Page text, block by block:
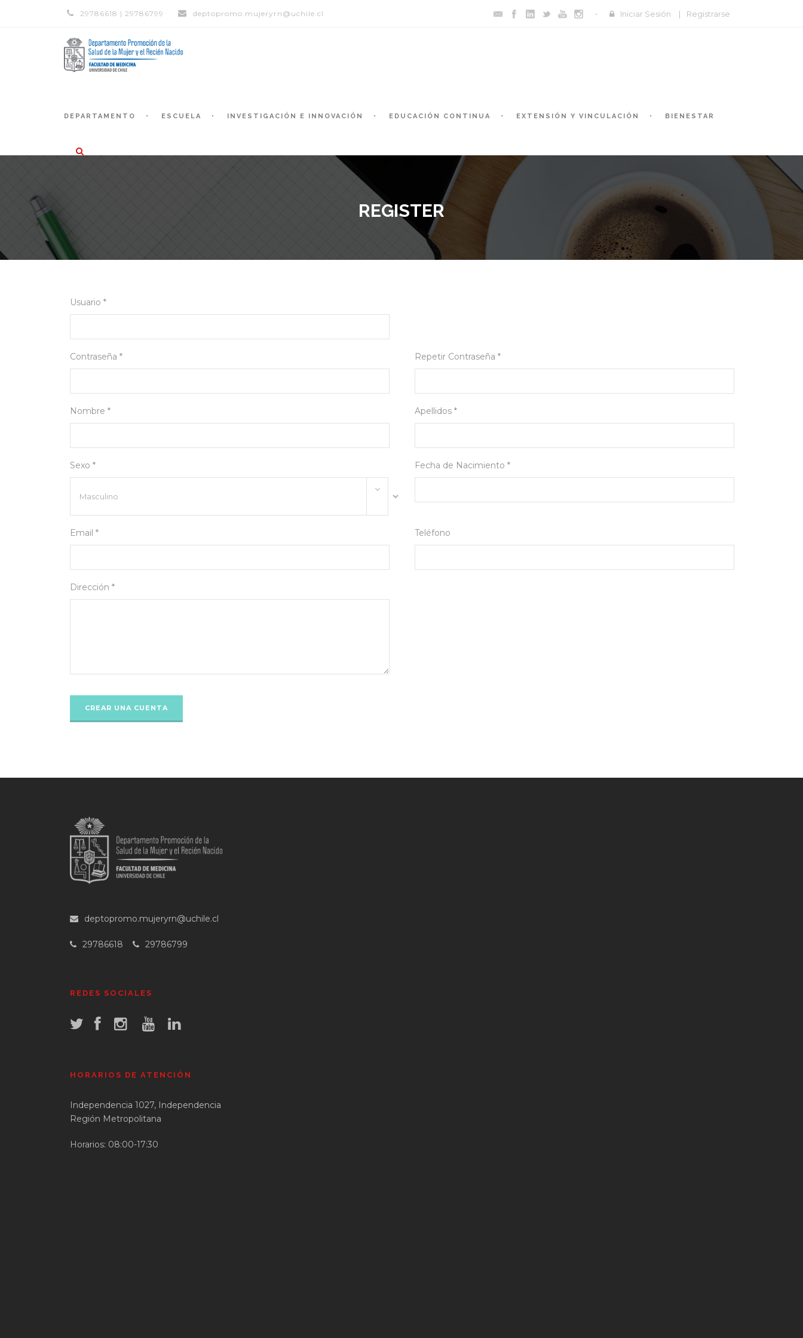
29786618 | 29786799 deptopromo.mujeryrn@uchile.cl Iniciar Sesión | Registrarse
DEPARTAMENTO ESCUELA INVESTIGACIÓN E INNOVACIÓN EDUCACIÓN CONTINUA EXTENSIÓN Y VINCULACIÓN BIENESTAR
REGISTER
Usuario *
Contraseña * Repetir Contraseña *
Nombre * Apellidos *
Sexo * Fecha de Nacimiento *
Email * Teléfono
Dirección *
deptopromo.mujeryrn@uchile.cl
29786618 29786799
REDES SOCIALES
HORARIOS DE ATENCIÓN
Independencia 1027, Independencia
Región Metropolitana
Horarios: 08:00-17:30